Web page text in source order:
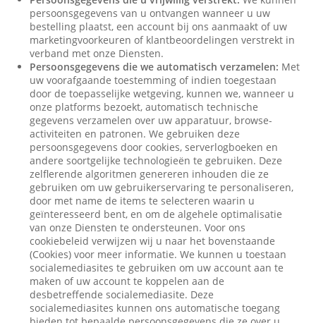
persoonsgegevens van u ontvangen wanneer u uw
bestelling plaatst, een account bij ons aanmaakt of uw
marketingvoorkeuren of klantbeoordelingen verstrekt in
verband met onze Diensten.
Persoonsgegevens die we automatisch verzamelen: Met
uw voorafgaande toestemming of indien toegestaan
door de toepasselijke wetgeving, kunnen we, wanneer u
onze platforms bezoekt, automatisch technische
gegevens verzamelen over uw apparatuur, browse-
activiteiten en patronen. We gebruiken deze
persoonsgegevens door cookies, serverlogboeken en
andere soortgelijke technologieën te gebruiken. Deze
zelflerende algoritmen genereren inhouden die ze
gebruiken om uw gebruikerservaring te personaliseren,
door met name de items te selecteren waarin u
geïnteresseerd bent, en om de algehele optimalisatie
van onze Diensten te ondersteunen. Voor ons
cookiebeleid verwijzen wij u naar het bovenstaande
(Cookies) voor meer informatie. We kunnen u toestaan
socialemediasites te gebruiken om uw account aan te
maken of uw account te koppelen aan de
desbetreffende socialemediasite. Deze
socialemediasites kunnen ons automatische toegang